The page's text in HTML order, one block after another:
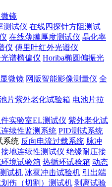
镜
测试仪 在线四探针方阻测试
在线薄膜厚度测试仪 晶化率
仪 傅里叶红外光谱仪
谱椭偏仪 Horiba椭圆偏振光
微镜 网版智能影像测量仪 全
片紫外老化试验箱 电池片拉
实验室EL测试仪 紫外老化试
续性监测系统 PID测试系统
系统 反向电流过载系统 脉冲
接地连续性测试仪 绝缘耐压接
境试验箱 热循环试验箱 动态
试机 冰雹冲击试验机 引出端
伤（切割）测试机 剥离试验